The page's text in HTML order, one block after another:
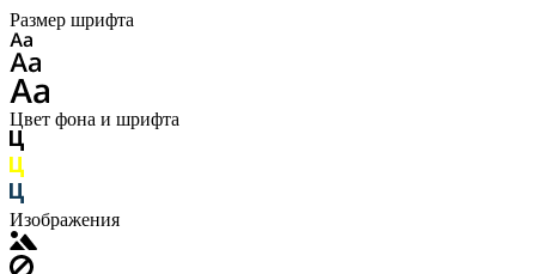
Размер шрифта
Цвет фона и шрифта
Изображения